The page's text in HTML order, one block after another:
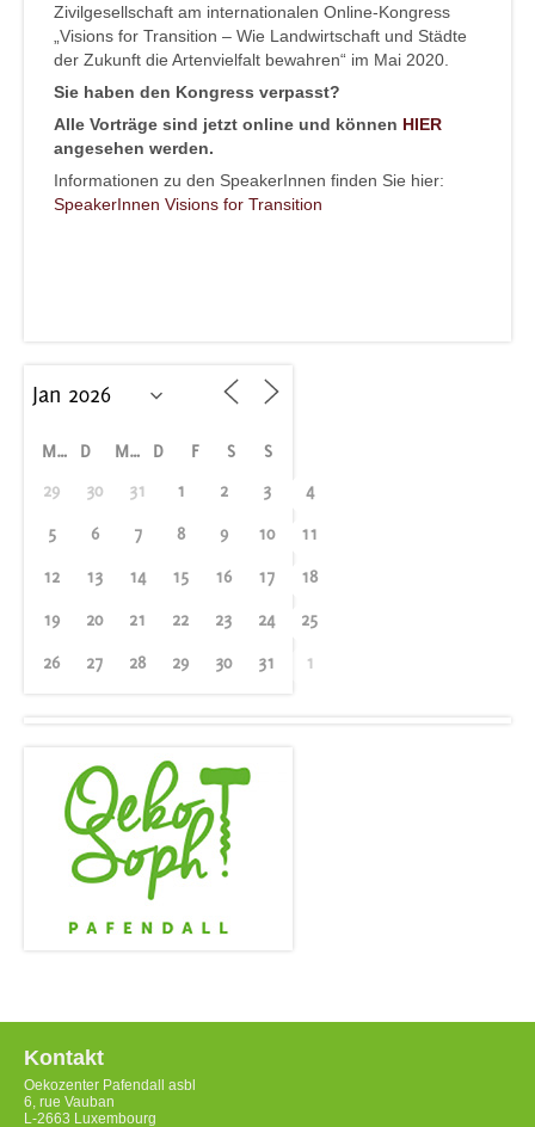
Zivilgesellschaft am internationalen Online-Kongress
„Visions for Transition – Wie Landwirtschaft und Städte
der Zukunft die Artenvielfalt bewahren“ im Mai 2020.
Sie haben den Kongress verpasst?
Alle Vorträge sind jetzt online und können HIER
angesehen werden.
Informationen zu den SpeakerInnen finden Sie hier:
SpeakerInnen Visions for Transition
M D M D F S
S
29
30 31 1 2 3 4
5 6 7 8 9 10 11
12 13 14 15 16 17 18
19 20 21 22 23 24 25
26 27 28 29 30 31 1
Kontakt
Oekozenter Pafendall asbl
6, rue Vauban
L-2663 Luxembourg